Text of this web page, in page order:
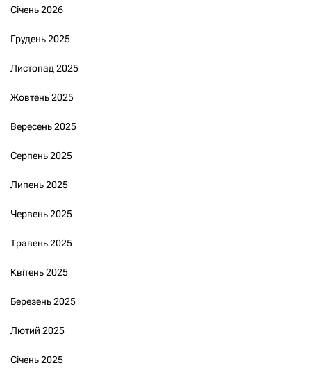
Січень 2026
Грудень 2025
Листопад 2025
Жовтень 2025
Вересень 2025
Серпень 2025
Липень 2025
Червень 2025
Травень 2025
Квітень 2025
Березень 2025
Лютий 2025
Січень 2025